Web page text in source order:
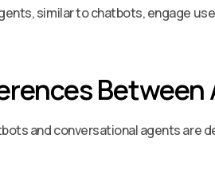
similar to chatbots, engage
and conversational agents are